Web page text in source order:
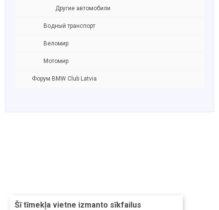
Šī tīmekļa vietne izmanto sīkfailus
Другие автомобили
Водный транспорт
Веломир
Мотомир
Форум BMW Club Latvia